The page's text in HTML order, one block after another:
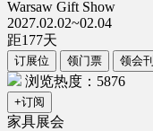
Warsaw Gift Show
2027.02.02~02.04
距177天
订展位 领门票 领会刊
浏览热度：5876
+订阅
家具展会